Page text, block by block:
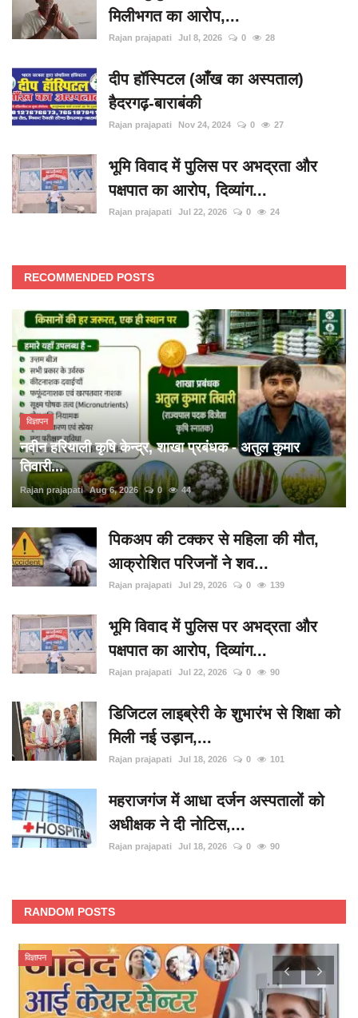
मिलीभगत का आरोप,...
Rajan prajapati Jul 8, 2026 0 28
दीप हॉस्पिटल (आँख का अस्पताल)
हैदरगढ़-बाराबंकी
Rajan prajapati Nov 24, 2024 0 27
भूमि विवाद में पुलिस पर अभद्रता और
पक्षपात का आरोप, दिव्यांग...
Rajan prajapati Jul 22, 2026 0 24
RECOMMENDED POSTS
विज्ञापन
नवीन हरियाली कृषि केन्द्र, शाखा प्रबंधक - अतुल कुमार
तिवारी...
Rajan prajapati Aug 6, 2026 0 44
पिकअप की टक्कर से महिला की मौत,
आक्रोशित परिजनों ने शव...
Rajan prajapati Jul 29, 2026 0 139
भूमि विवाद में पुलिस पर अभद्रता और
पक्षपात का आरोप, दिव्यांग...
Rajan prajapati Jul 22, 2026 0 90
डिजिटल लाइब्रेरी के शुभारंभ से शिक्षा को
मिली नई उड़ान,...
Rajan prajapati Jul 18, 2026 0 101
महराजगंज में आधा दर्जन अस्पतालों को
अधीक्षक ने दी नोटिस,...
Rajan prajapati Jul 18, 2026 0 90
RANDOM POSTS
विज्ञापन